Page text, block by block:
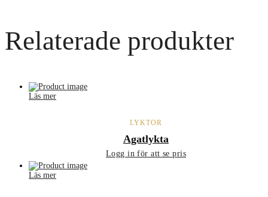
Relaterade produkter
Läs mer
LYKTOR
Agatlykta
Logg in för att se pris
Läs mer